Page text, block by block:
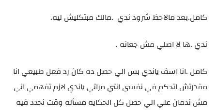
كامل.بعد مالاحظ شرود ندي .مالك مبتكليش ليه.
ندي .ها لا اصلي مش جعانه .
كامل .انا اسف ياندي بس الي حصل ده كان رد فعل طبيعي انا
مقدرتش اتحكم في نفسي انتي مراتي ياندي لازم تفهمي اني
مش ندمان علي الي حصل كل الحكايه مسأله وقت نحدد فيه